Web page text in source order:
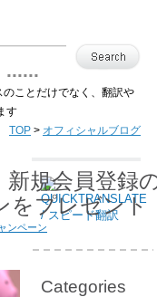
......
ことだけでなく、翻訳や
す
TOP > オフィシャルブログ
新規会員登録
をプレゼント
ンペーン
Categories